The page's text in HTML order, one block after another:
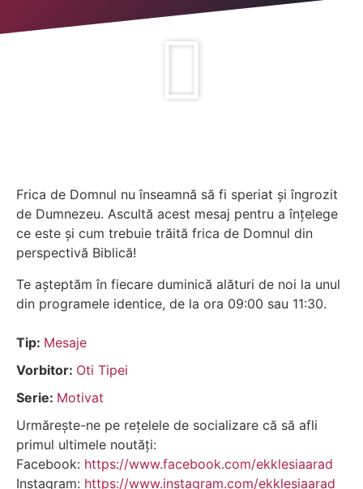
Frica de Domnul nu înseamnă să fi speriat și îngrozit
de Dumnezeu. Ascultă acest mesaj pentru a înțelege
ce este și cum trebuie trăită frica de Domnul din
perspectivă Biblică!
Te așteptăm în fiecare duminică alături de noi la unul
din programele identice, de la ora 09:00 sau 11:30.
Tip: Mesaje
Vorbitor: Oti Tipei
Serie: Motivat
Urmărește-ne pe rețelele de socializare că să afli
primul ultimele noutăți:
Facebook: https://www.facebook.com/ekklesiaarad
Instagram: https://www.instagram.com/ekklesiaarad